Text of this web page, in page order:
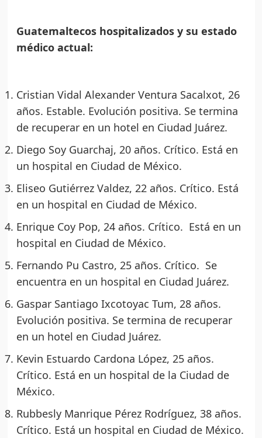
Guatemaltecos hospitalizados y su estado
médico actual:
Cristian Vidal Alexander Ventura Sacalxot, 26
años. Estable. Evolución positiva. Se termina
de recuperar en un hotel en Ciudad Juárez.
Diego Soy Guarchaj, 20 años. Crítico. Está en
un hospital en Ciudad de México.
Eliseo Gutiérrez Valdez, 22 años. Crítico. Está
en un hospital en Ciudad de México.
Enrique Coy Pop, 24 años. Crítico. Está en un
hospital en Ciudad de México.
Fernando Pu Castro, 25 años. Crítico. Se
encuentra en un hospital en Ciudad Juárez.
Gaspar Santiago Ixcotoyac Tum, 28 años.
Evolución positiva. Se termina de recuperar
en un hotel en Ciudad Juárez.
Kevin Estuardo Cardona López, 25 años.
Crítico. Está en un hospital de la Ciudad de
México.
Rubbesly Manrique Pérez Rodríguez, 38 años.
Crítico. Está un hospital en Ciudad de México.